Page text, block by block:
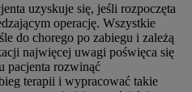
uzyskuje się, jeśli rozpoczęta
operację. Wszystkie
do chorego po zabiegu i zależą
najwięcej uwagi poświęca się
pacjenta rozwinąć
terapii i wypracować takie